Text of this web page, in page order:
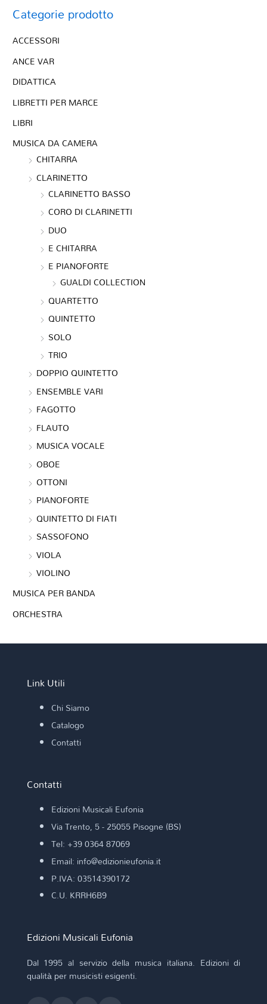
Categorie prodotto
ACCESSORI
ANCE VAR
DIDATTICA
LIBRETTI PER MARCE
LIBRI
MUSICA DA CAMERA
CHITARRA
CLARINETTO
CLARINETTO BASSO
CORO DI CLARINETTI
DUO
E CHITARRA
E PIANOFORTE
GUALDI COLLECTION
QUARTETTO
QUINTETTO
SOLO
TRIO
DOPPIO QUINTETTO
ENSEMBLE VARI
FAGOTTO
FLAUTO
MUSICA VOCALE
OBOE
OTTONI
PIANOFORTE
QUINTETTO DI FIATI
SASSOFONO
VIOLA
VIOLINO
MUSICA PER BANDA
ORCHESTRA
Link Utili
Chi Siamo
Catalogo
Contatti
Contatti
Edizioni Musicali Eufonia
Via Trento, 5 - 25055 Pisogne (BS)
Tel: +39 0364 87069
Email: info@edizionieufonia.it
P.IVA: 03514390172
C.U. KRRH6B9
Edizioni Musicali Eufonia
Dal 1995 al servizio della musica italiana. Edizioni di
qualità per musicisti esigenti.